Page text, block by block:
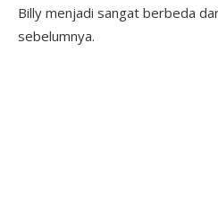
Billy menjadi sangat berbeda
sebelumnya.